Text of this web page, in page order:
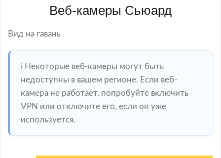
Веб-камеры Сьюард
Вид на гавань
ℹ️ Некоторые веб-камеры могут быть
недоступны в вашем регионе. Если веб-
камера не работает, попробуйте включить
VPN или отключите его, если он уже
используется.